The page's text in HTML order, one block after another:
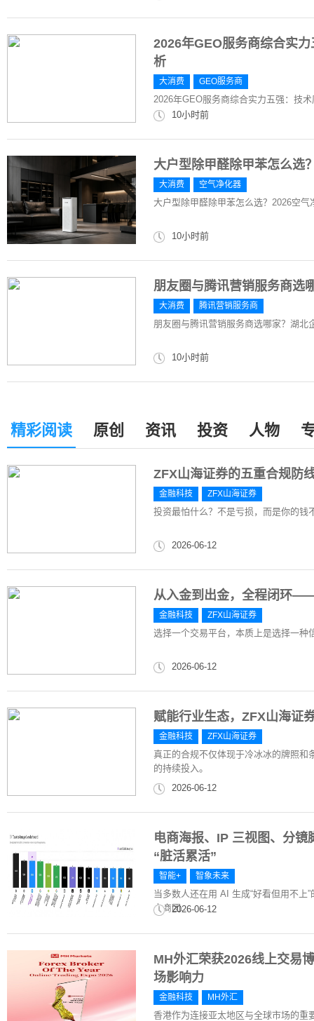
2026年GEO服务商综合实
析
大消费 GEO服务商
2026年GEO服务商综合实力五强：技
10小时前
大户型除甲醛除甲苯怎么选
大消费 空气净化器
大户型除甲醛除甲苯怎么选？2026空气
10小时前
朋友圈与腾讯营销服务商选
大消费 腾讯营销服务商
朋友圈与腾讯营销服务商选哪家？湖北
10小时前
精彩阅读 原创 资讯 投资 人物
ZFX山海证券的五重合规防
金融科技 ZFX山海证券
投资最怕什么？不是亏损，而是你的钱
2026-06-12
从入金到出金，全程闭环
金融科技 ZFX山海证券
选择一个交易平台，本质上是选择一种
2026-06-12
赋能行业生态，ZFX山海证
金融科技 ZFX山海证券
真正的合规不仅体现于冷冰冰的牌照和
的持续投入。
2026-06-12
电商海报、IP 三视图、分
“脏活累活”
智能+ 智象未来
当多数人还在用 AI 生成“好看但用不上
电商团...2026-06-12
MH外汇荣获2026线上交易
场影响力
金融科技 MH外汇
香港作为连接亚太地区与全球市场的重